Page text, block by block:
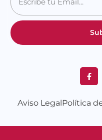
Aviso Legal Política